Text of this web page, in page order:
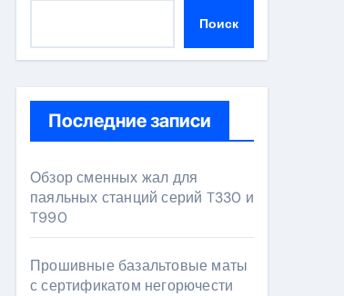
Поиск
Последние записи
Обзор сменных жал для
паяльных станций серий T330 и
T990
Прошивные базальтовые маты
с сертификатом негорючести